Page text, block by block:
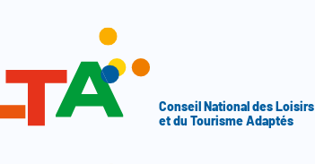
Conseil National des Loisirs
et du Tourisme Adaptés